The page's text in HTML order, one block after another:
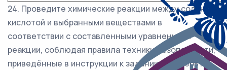
24. Проведите химические реакции между соляной
кислотой и выбранными веществами в
соответствии с составленными уравнениями
реакции, соблюдая правила техники безопасности,
приведённые в инструкции к заданию. Проверьте,